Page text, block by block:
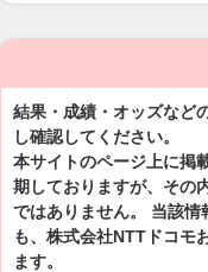
結果・成績・オッズなど
し確認してください。
本サイトのページ上に掲
期しておりますが、その
ではありません。 当該情
も、株式会社NTTドコモ
ます。